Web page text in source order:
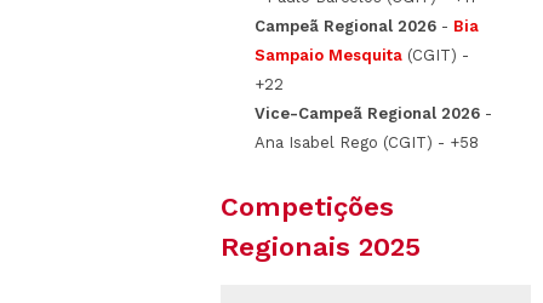
Campeã Regional 2026 - Bia
Sampaio Mesquita (CGIT) -
+22
Vice-Campeã Regional 2026 -
Ana Isabel Rego (CGIT) - +58
Competições
Regionais 2025